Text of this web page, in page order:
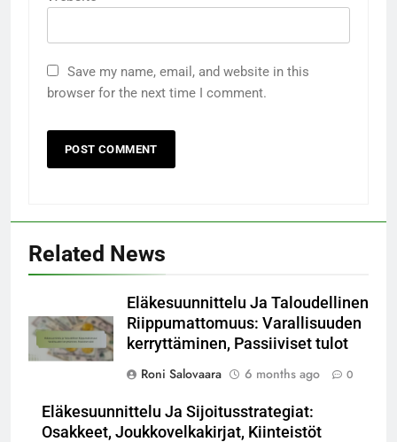
Save my name, email, and website in this
browser for the next time I comment.
Related News
Eläkesuunnittelu Ja Taloudellinen
Riippumattomuus: Varallisuuden
kerryttäminen, Passiiviset tulot
Roni Salovaara
6 months ago 0
Eläkesuunnittelu Ja Sijoitusstrategiat:
Osakkeet, Joukkovelkakirjat, Kiinteistöt